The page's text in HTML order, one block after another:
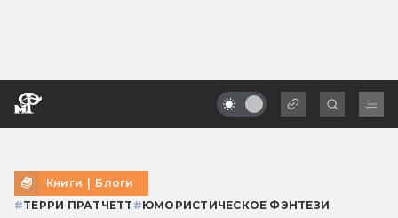
Книги | Блоги
#ТЕРРИ ПРАТЧЕТТ #ЮМОРИСТИЧЕСКОЕ ФЭНТЕЗИ